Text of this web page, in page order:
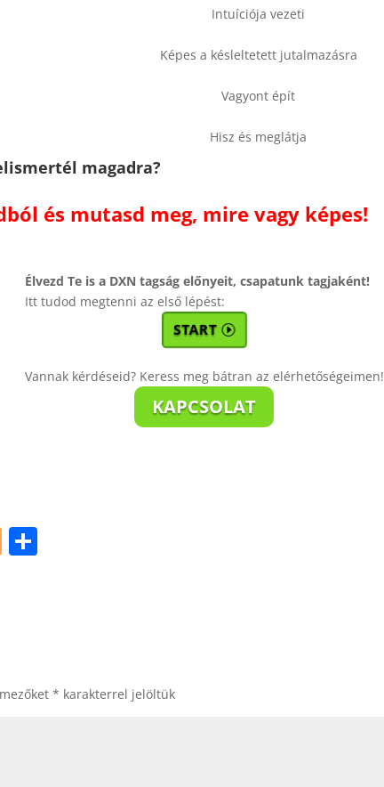
Intuíciója vezeti
Képes a késleltetett jutalmazásra
Vagyont épít
Hisz és meglátja
magadra?
és mutasd meg, mire vagy képes!
Élvezd Te is a DXN tagság előnyeit, csapatunk tagjaként!
Itt tudod megtenni az első lépést:
START
Vannak kérdéseid? Keress meg bátran az elérhetőségeimen!
KAPCSOLAT
Bl
* karakterrel jelöltük